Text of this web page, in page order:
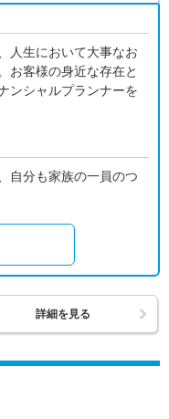
人生において大事なお
お客様の身近な存在と
ンシャルプランナーを
自分も家族の一員のつ
詳細を見る